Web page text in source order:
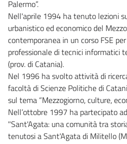
Palermo”.
Nell'aprile 1994 ha tenuto lezioni
urbanistico ed economico del
contemporanea in un corso FSE
professionale di tecnici informatici
(prov. di Catania).
Nel 1996 ha svolto attività di
facoltà di Scienze Politiche di
sul tema “Mezzogiorno, culture,
Nell’ottobre 1997 ha partecipato
"Sant'Agata: una comunità tra
tenutosi a Sant'Agata di Militello